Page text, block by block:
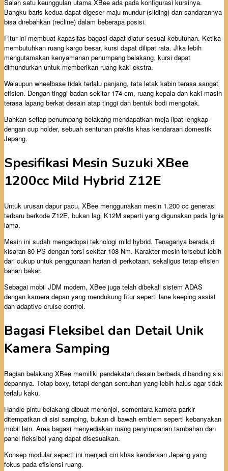
Salah satu keunggulan utama XBee ada pada konfigurasi kursinya.
Bangku baris kedua dapat digeser maju mundur (sliding) dan sandarannya
bisa direbahkan (recline) dalam beberapa posisi.
Fitur ini membuat kapasitas bagasi dapat diatur sesuai kebutuhan. Ketika
membutuhkan ruang kargo besar, kursi dapat dilipat rata. Jika lebih
mengutamakan kenyamanan penumpang belakang, kursi dapat
dimundurkan untuk memberikan ruang kaki ekstra.
Walaupun wheelbase tidak terlalu panjang, tata letak kabin terasa sangat
efisien. Dengan tinggi badan sekitar 174 cm, ruang kepala dan kaki masih
terasa lapang berkat desain atap tinggi dan bentuk bodi mengotak.
Bahkan setiap penumpang belakang mendapatkan meja lipat lengkap
dengan cup holder, sebuah sentuhan praktis khas kendaraan domestik
Jepang.
Spesifikasi Mesin Suzuki XBee
1200cc Mild Hybrid Z12E
Untuk urusan dapur pacu, XBee menggunakan mesin 1.200 cc generasi
terbaru berkode Z12E, bukan lagi K12M seperti yang digunakan pada Ignis
lama.
Mesin ini sudah mengadopsi teknologi mild hybrid. Tenaganya berada di
kisaran 80 PS dengan torsi sekitar 108 Nm. Karakter mesin tersebut lebih
dari cukup untuk penggunaan harian di perkotaan, sekaligus tetap efisien
bahan bakar.
Sebagai mobil JDM modern, XBee juga telah dibekali sistem ADAS
dengan kamera depan yang mendukung fitur seperti lane keeping assist
dan adaptive cruise control.
Bagasi Fleksibel dan Detail Unik
Kamera Samping
Bagian belakang XBee memiliki pendekatan desain berbeda dibanding sisi
depannya. Tetap boxy, tetapi dengan sentuhan yang lebih halus agar tidak
terlalu kaku.
Handle pintu belakang dibuat menonjol, sementara kamera parkir
ditempatkan di sisi samping, bukan di bawah emblem seperti kebanyakan
mobil lain. Area bagasi menyediakan ruang penyimpanan tambahan dan
panel fleksibel yang dapat disesuaikan.
Konsep modular seperti ini menjadi ciri khas kendaraan Jepang yang
fokus pada efisiensi ruang.